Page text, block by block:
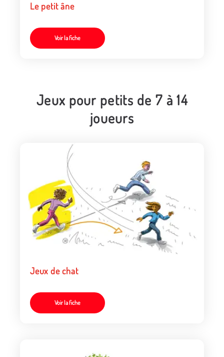
Le petit âne
Voir la fiche
Jeux pour petits de 7 à 14
joueurs
Jeux de chat
Voir la fiche